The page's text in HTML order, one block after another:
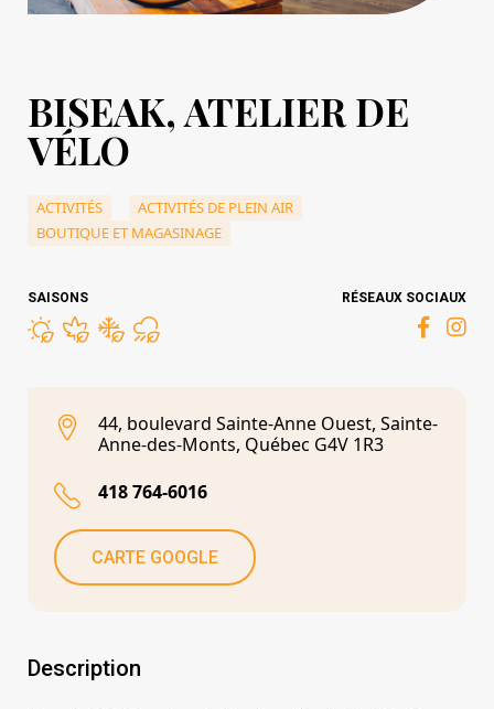
BISEAK, ATELIER DE
VÉLO
ACTIVITÉS
ACTIVITÉS DE PLEIN AIR
BOUTIQUE ET MAGASINAGE
SAISONS RÉSEAUX SOCIAUX
44, boulevard Sainte-Anne Ouest, Sainte-
Anne-des-Monts, Québec G4V 1R3
418 764-6016
CARTE GOOGLE
Description